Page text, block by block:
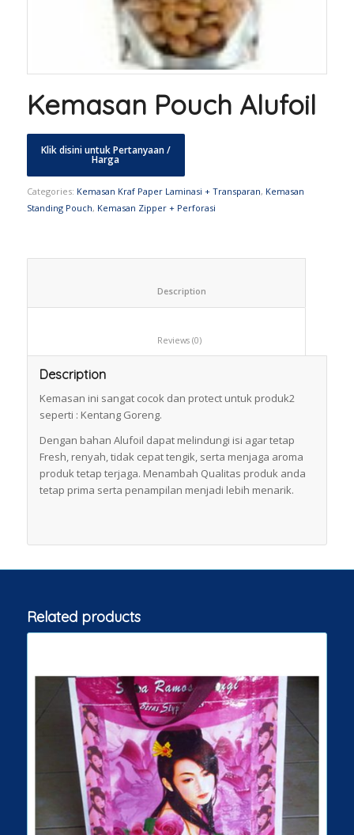
Kemasan Pouch Alufoil
Categories: Kemasan Kraf Paper Laminasi + Transparan, Kemasan
Standing Pouch, Kemasan Zipper + Perforasi
						Reviews (0)
Description
Kemasan ini sangat cocok dan protect untuk produk2
seperti : Kentang Goreng.
Dengan bahan Alufoil dapat melindungi isi agar tetap
Fresh, renyah, tidak cepat tengik, serta menjaga aroma
produk tetap terjaga. Menambah Qualitas produk anda
tetap prima serta penampilan menjadi lebih menarik.
Related products